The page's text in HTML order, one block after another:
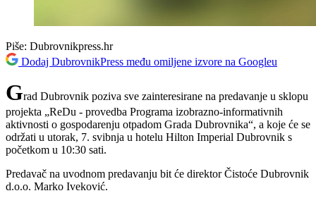
Piše: Dubrovnikpress.hr
Dodaj DubrovnikPress među omiljene izvore na Googleu
Grad Dubrovnik poziva sve zainteresirane na predavanje u sklopu
projekta „ReDu - provedba Programa izobrazno-informativnih
aktivnosti o gospodarenju otpadom Grada Dubrovnika“, a koje će se
održati u utorak, 7. svibnja u hotelu Hilton Imperial Dubrovnik s
početkom u 10:30 sati.
Predavač na uvodnom predavanju bit će direktor Čistoće Dubrovnik
d.o.o. Marko Iveković.